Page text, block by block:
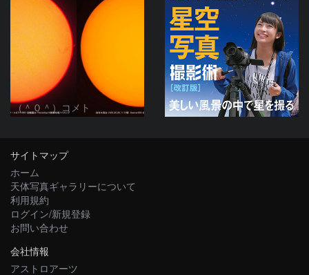
（＾０＾）コメト
サイトマップ
ホーム
天体写真ギャラリーについて
利用規約
ログイン/新規登録
お問い合わせ
会社情報
アストロアーツ